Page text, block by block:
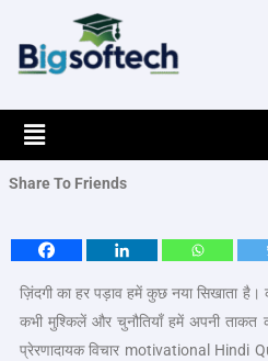
content
Menu
Share To Friends
ज़िंदगी का हर पड़ाव हमें कुछ नया सिखाता
कभी मुश्किलें और चुनौतियाँ हमें अपनी ताकत
प्रेरणादायक विचार motivational Hindi